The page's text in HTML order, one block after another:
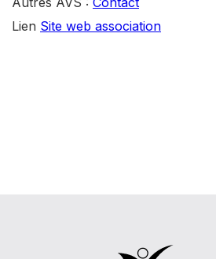
Lien Site web association